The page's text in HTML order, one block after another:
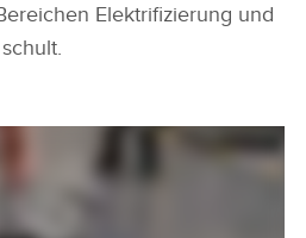
Elektrifizierung und